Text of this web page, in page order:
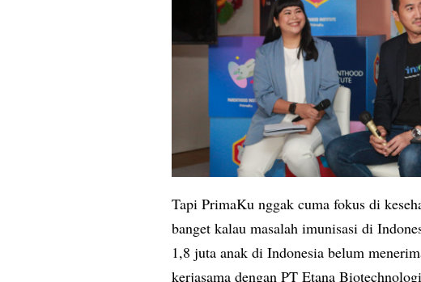
Tapi PrimaKu nggak cuma fokus di
banget kalau masalah imunisasi di
1,8 juta anak di Indonesia belum
kerjasama dengan PT Etana